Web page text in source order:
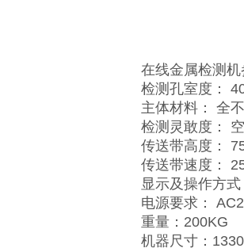
在线金属检测
检测孔室度：
主体材料： 全
检测灵敢度：
传送带高度：
传送带速度：
显示及操作方
电源要求：
重量：200KG
机器尺寸：